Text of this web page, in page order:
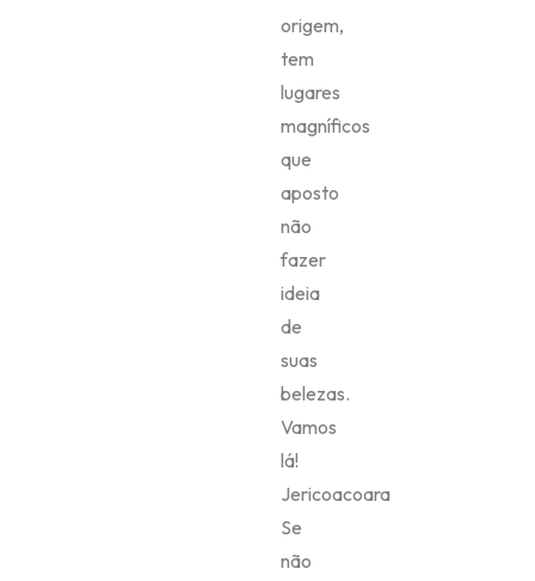
origem,
tem
lugares
magníficos
que
aposto
não
fazer
ideia
de
suas
belezas.
Vamos
lá!
Jericoacoara
Se
não